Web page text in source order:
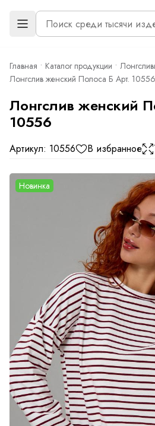
Главная Каталог продукции
Лонгслив женский Полоса Б Арт. 10556
Лонгслив женский
10556
Артикул: 10556 В избранное
Новинка